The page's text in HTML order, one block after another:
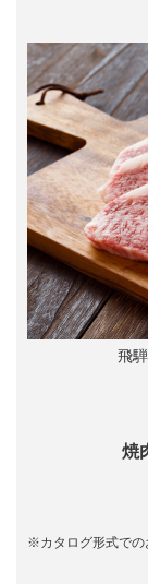
飛
焼
※カタログ形式での